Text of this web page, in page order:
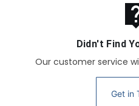
Didn't Find
Our customer service
Get in